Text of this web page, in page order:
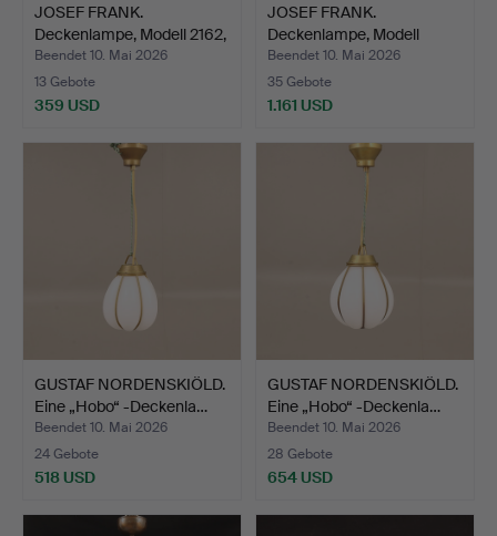
JOSEF FRANK.
Deckenlampe, Modell 2162,
Mes…
Beendet 10. Mai 2026
13 Gebote
359 USD
JOSEF FRANK.
Deckenlampe, Modell
2356, „Sp…
Beendet 10. Mai 2026
35 Gebote
1.161 USD
GUSTAF NORDENSKIÖLD.
Eine „Hobo“ -Deckenla…
Beendet 10. Mai 2026
24 Gebote
518 USD
GUSTAF NORDENSKIÖLD.
Eine „Hobo“ -Deckenla…
Beendet 10. Mai 2026
28 Gebote
654 USD